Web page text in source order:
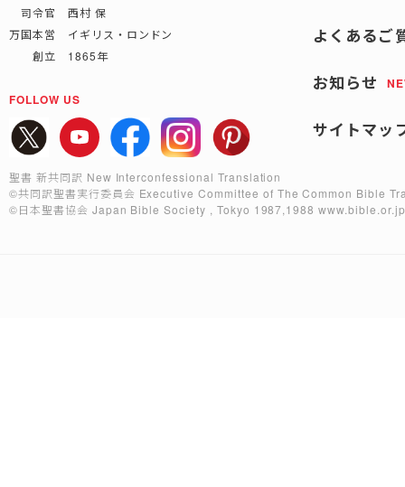
司令官 西村 保
万国本営 イギリス・ロンドン
創立 1865年
FOLLOW US
よくあるご
お知らせ
サイトマッ
聖書 新共同訳 New Interconfessional Translation
©共同訳聖書実行委員会 Executive Committee of The Common Bible
©日本聖書協会 Japan Bible Society , Tokyo 1987,1988www.bible.or.jp